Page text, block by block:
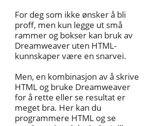
For deg som ikke ønsker å bli
proff, men kun legge ut små
rammer og bokser kan bruk av
Dreamweaver uten HTML-
kunnskaper være en snarvei.
Men, en kombinasjon av å skrive
HTML og bruke Dreamweaver
for å rette eller se resultat er
meget bra. Her kan du
programmere HTML og se